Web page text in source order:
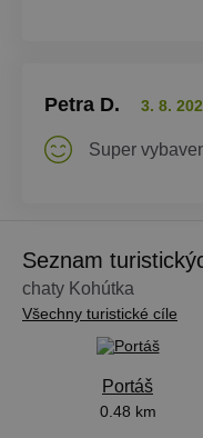
Petra D. 3. 8.
Super
Seznam
chaty Kohútka
Všechny turistické cíle
Portáš
0.48 km